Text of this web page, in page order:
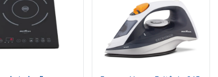
ADICIONAR AO